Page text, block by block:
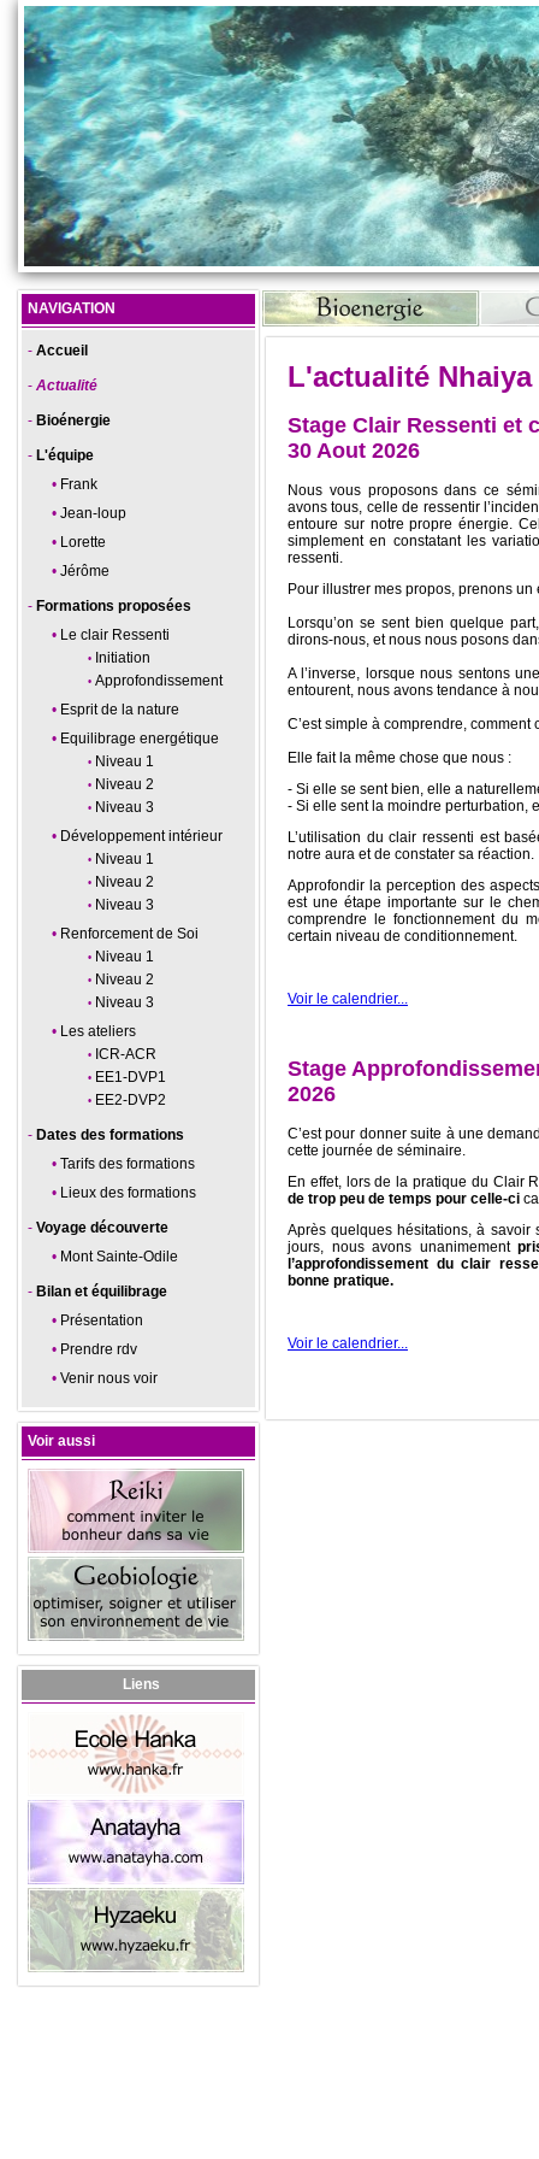
NAVIGATION
Accueil
Actualité
Bioénergie
L'équipe
Frank
Jean-loup
Lorette
Jérôme
Formations proposées
Le clair Ressenti
Initiation
Approfondissement
Esprit de la nature
Equilibrage energétique
Niveau 1
Niveau 2
Niveau 3
Développement intérieur
Niveau 1
Niveau 2
Niveau 3
Renforcement de Soi
Niveau 1
Niveau 2
Niveau 3
Les ateliers
ICR-ACR
EE1-DVP1
EE2-DVP2
Dates des formations
Tarifs des formations
Lieux des formations
Voyage découverte
Mont Sainte-Odile
Bilan et équilibrage
Présentation
Prendre rdv
Venir nous voir
Voir aussi
Liens
L'actualité Nhaiya
Stage Clair Ressenti et
30 Aout 2026
Nous vous proposons dans ce
avons tous, celle de ressentir
entoure sur notre propre énergie.
simplement en constatant les
ressenti.
Pour illustrer mes propos, prenons un
Lorsqu’on se sent bien quelque
dirons-nous, et nous nous posons
A l’inverse, lorsque nous sentons
entourent, nous avons tendance à
C’est simple à comprendre,
Elle fait la même chose que nous :
- Si elle se sent bien, elle a
- Si elle sent la moindre perturbation,
L’utilisation du clair ressenti est
notre aura et de constater sa réaction.
Approfondir la perception des
est une étape importante sur le
comprendre le fonctionnement du
certain niveau de conditionnement.
Voir le calendrier...
Stage
2026
C’est pour donner suite à une
cette journée de séminaire.
En effet, lors de la pratique du Clair
de trop peu de temps pour celle-ci
Après quelques hésitations, à
jours, nous avons unanimement
l’approfondissement du clair
bonne pratique.
Voir le calendrier...